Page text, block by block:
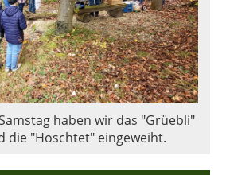
haben wir das "Grüebli"
die "Hoschtet" eingeweiht.